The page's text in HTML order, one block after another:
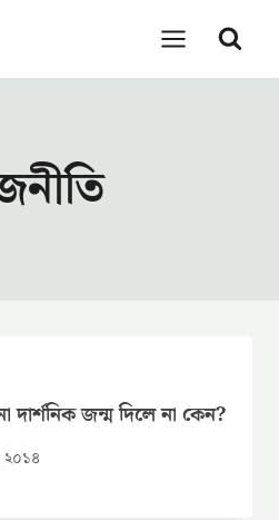
জন্ম দিলে না কেন?